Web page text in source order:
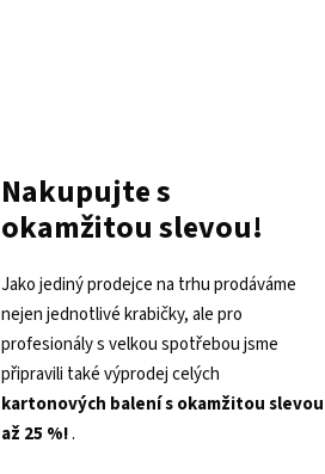
Nakupujte s
okamžitou slevou!
Jako jediný prodejce na trhu prodáváme
nejen jednotlivé krabičky, ale pro
profesionály s velkou spotřebou jsme
připravili také výprodej celých
kartonových balení sokamžitou slevou
až 25 %!.